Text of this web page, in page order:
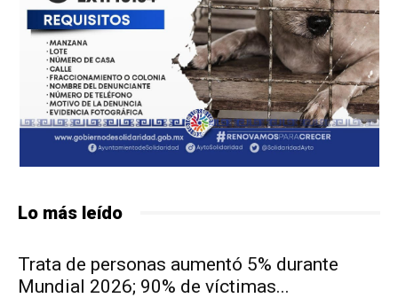
Lo más leído
Trata de personas aumentó 5% durante
Mundial 2026; 90% de víctimas...